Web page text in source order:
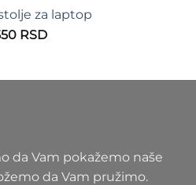
935 RSD
do
za laptop
RSDRaspon
1.100 RSD
da Vam pokažemo naše
da Vam pružimo.